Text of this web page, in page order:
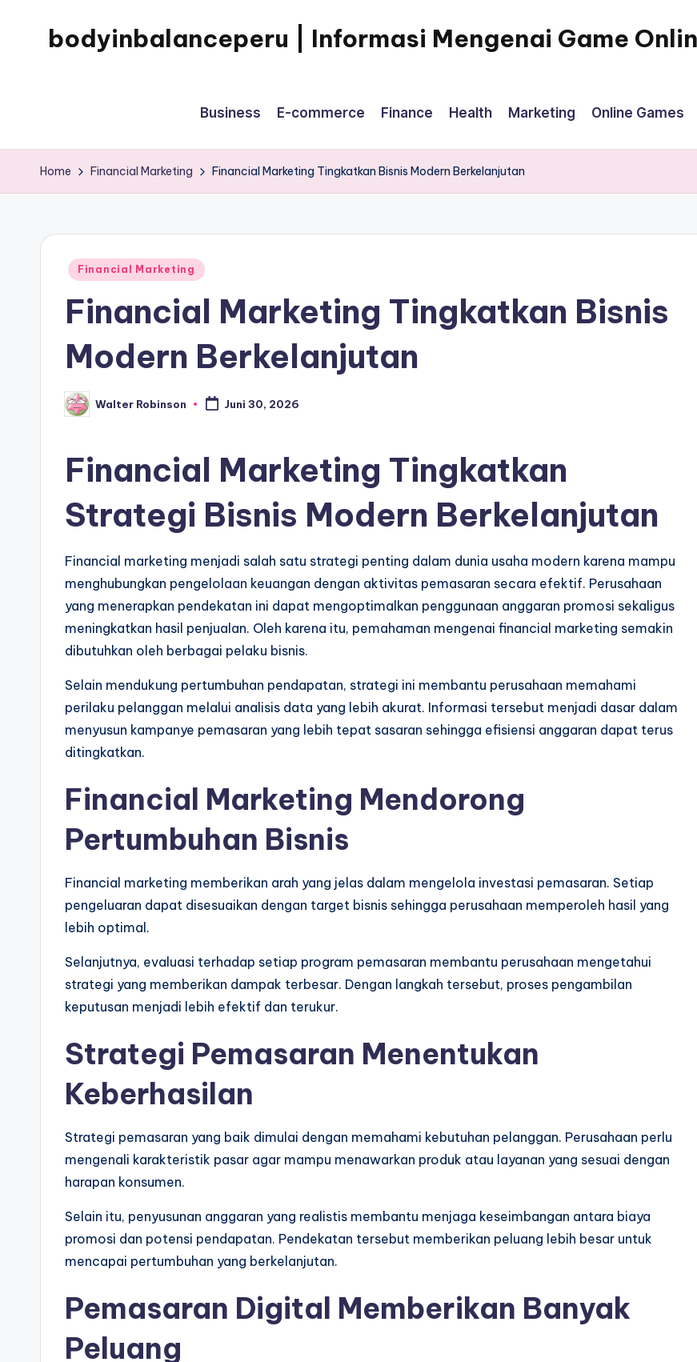
bodyinbalanceperu | Informasi Mengenai Game
Terbaru
Business E-commerce Finance Health Marketing Online Games
Home Financial Marketing Financial Marketing Tingkatkan Bisnis Modern Berkelanjutan
Posted
Financial Marketing
Financial Marketing Tingkatkan Bisnis
Modern Berkelanjutan
Posted
by
Walter Robinson Juni 30, 2026
Financial Marketing Tingkatkan
Strategi Bisnis Modern Berkelanjutan
Financial marketing menjadi salah satu strategi penting dalam dunia usaha modern karena mampu
menghubungkan pengelolaan keuangan dengan aktivitas pemasaran secara efektif. Perusahaan
yang menerapkan pendekatan ini dapat mengoptimalkan penggunaan anggaran promosi sekaligus
meningkatkan hasil penjualan. Oleh karena itu, pemahaman mengenai financial marketing semakin
dibutuhkan oleh berbagai pelaku bisnis.
Selain mendukung pertumbuhan pendapatan, strategi ini membantu perusahaan memahami
perilaku pelanggan melalui analisis data yang lebih akurat. Informasi tersebut menjadi dasar dalam
menyusun kampanye pemasaran yang lebih tepat sasaran sehingga efisiensi anggaran dapat terus
ditingkatkan.
Financial Marketing Mendorong
Pertumbuhan Bisnis
Financial marketing memberikan arah yang jelas dalam mengelola investasi pemasaran. Setiap
pengeluaran dapat disesuaikan dengan target bisnis sehingga perusahaan memperoleh hasil yang
lebih optimal.
Selanjutnya, evaluasi terhadap setiap program pemasaran membantu perusahaan mengetahui
strategi yang memberikan dampak terbesar. Dengan langkah tersebut, proses pengambilan
keputusan menjadi lebih efektif dan terukur.
Strategi Pemasaran Menentukan
Keberhasilan
Strategi pemasaran yang baik dimulai dengan memahami kebutuhan pelanggan. Perusahaan perlu
mengenali karakteristik pasar agar mampu menawarkan produk atau layanan yang sesuai dengan
harapan konsumen.
Selain itu, penyusunan anggaran yang realistis membantu menjaga keseimbangan antara biaya
promosi dan potensi pendapatan. Pendekatan tersebut memberikan peluang lebih besar untuk
mencapai pertumbuhan yang berkelanjutan.
Pemasaran Digital Memberikan Banyak
Peluang